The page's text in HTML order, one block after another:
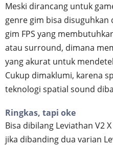
Meski dirancang untuk
genre gim bisa disuguhkan
gim FPS yang
atau surround, dimana
yang akurat untuk
Cukup dimaklumi, karena
teknologi spatial sound
Ringkas, tapi oke
Bisa dibilang Leviathan V2
jika dibanding dua varian